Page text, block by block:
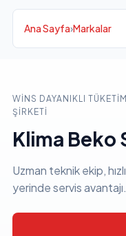
Ana Sayfa›Markalar
WINS DAYANIKLI
ŞIRKETI
Klima Beko
Uzman teknik ekip,
yerinde servis avantajı.